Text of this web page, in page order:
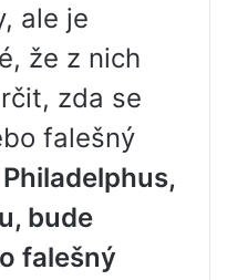
ale je
že z nich
zda se
falešný
bude
falešný